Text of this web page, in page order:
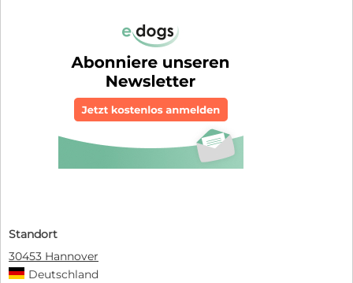
Standort
30453 Hannover
Deutschland